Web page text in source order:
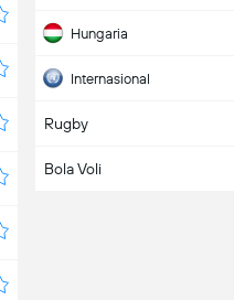
Hungaria
Internasional
Israel
Jerman
Rugby
Bola Voli